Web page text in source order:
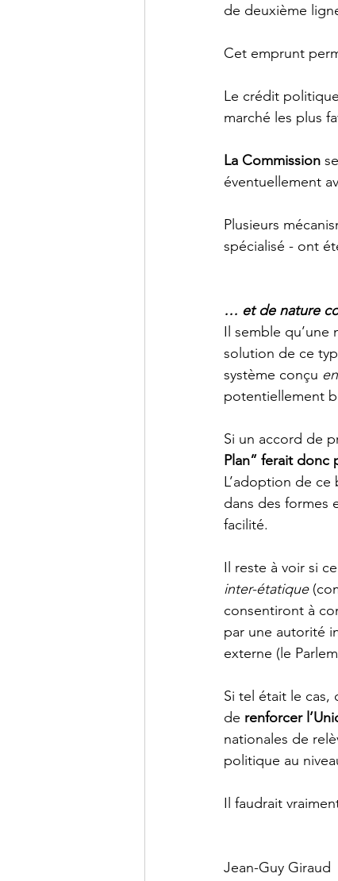
de deuxième
Cet emprunt
Le crédit
marché les plus
La Commission
éventuellement
Plusieurs
spécialisé - ont
… et de nature
Il semble qu’une
solution de ce
système conçu
potentiellement
Si un accord de
Plan” ferait donc
L’adoption de
dans des formes
facilité.
Il reste à voir si
inter-étatique
consentiront à
par une autorité
externe (le
Si tel était le cas,
de renforcer
nationales de
politique au
Il faudrait
Jean-Guy Giraud